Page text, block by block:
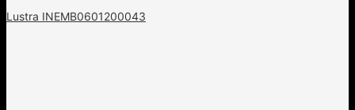
Lustra INEMB0601200043